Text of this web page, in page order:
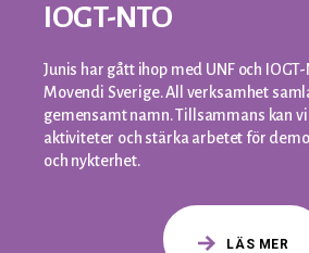
IOGT-NTO
Junis har gått ihop med UNF och
Movendi Sverige. All verksamhet
gemensamt namn. Tillsammans kan
aktiviteter och stärka arbetet för
och nykterhet.
LÄS MER